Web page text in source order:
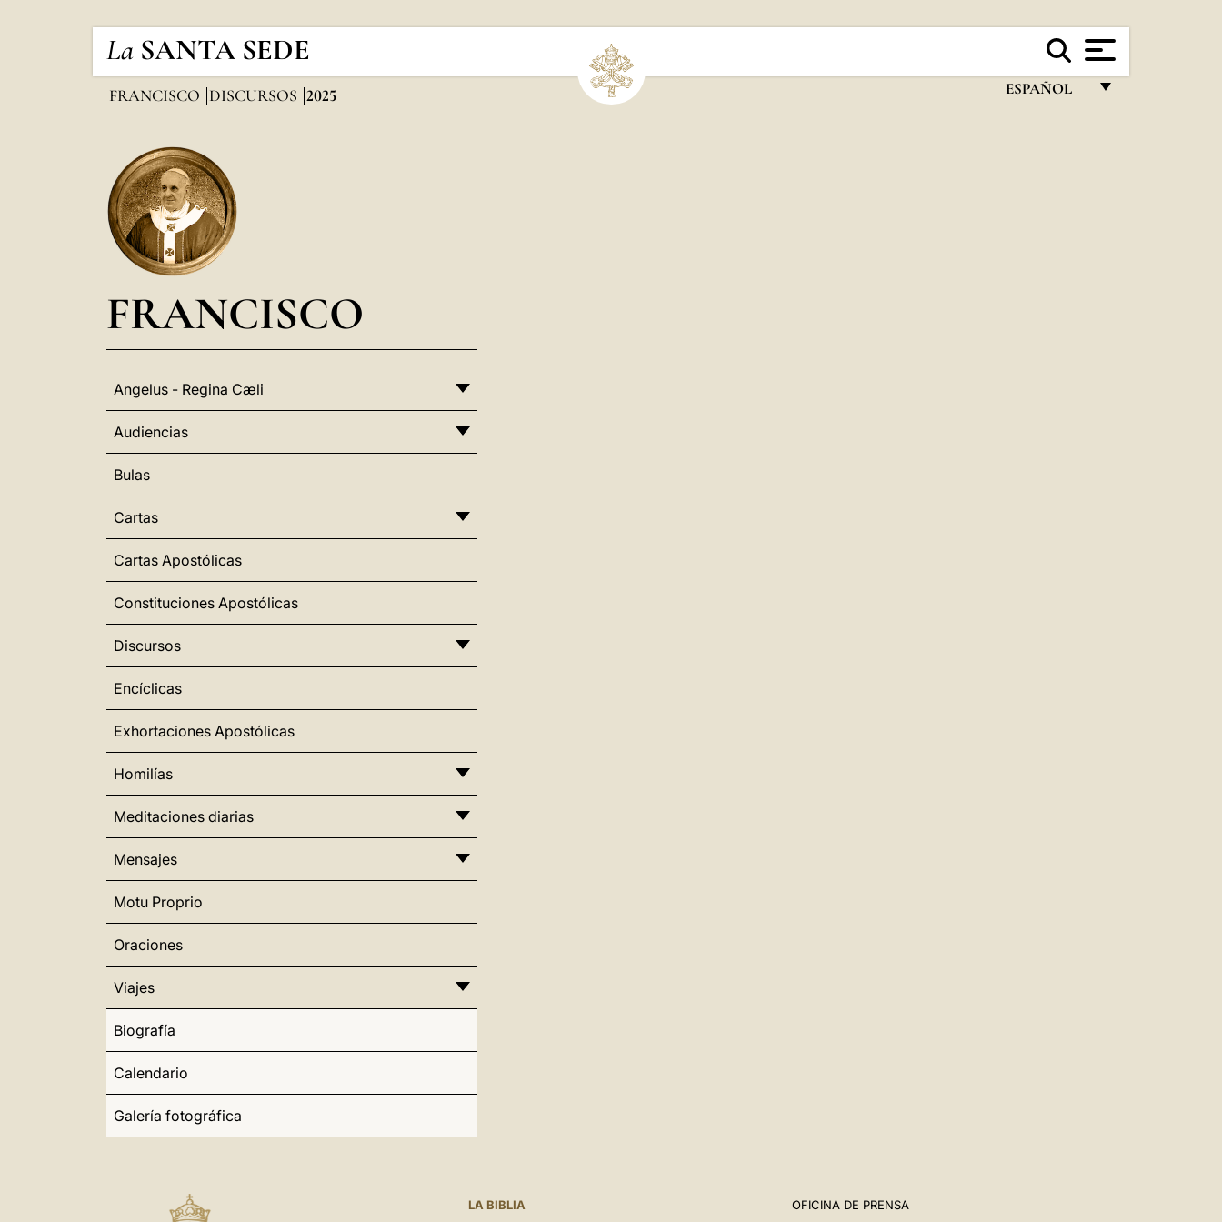
La SANTA SEDE
ESPAÑOL
FRANCISCO DISCURSOS 2025
FRANCISCO
Angelus - Regina Cæli
Audiencias
Bulas
Cartas
Cartas Apostólicas
Constituciones Apostólicas
Discursos
Encíclicas
Exhortaciones Apostólicas
Homilías
Meditaciones diarias
Mensajes
Motu Proprio
Oraciones
Viajes
Biografía
Calendario
Galería fotográfica
LA BIBLIA OFICINA DE PRENSA